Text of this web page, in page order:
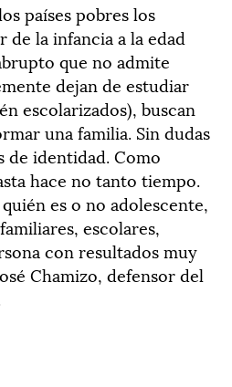
países pobres los
de la infancia a la edad
que no admite
dejan de estudiar
escolarizados), buscan
una familia. Sin dudas
de identidad. Como
hace no tanto tiempo.
es o no adolescente,
escolares,
con resultados muy
Chamizo, defensor del